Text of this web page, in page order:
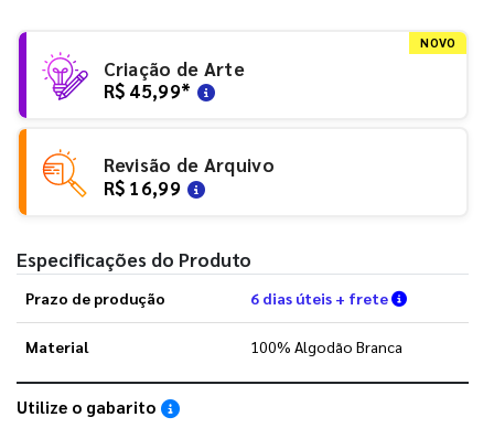
NOVO
Criação de Arte
R$ 45,99*
Revisão de Arquivo
R$ 16,99
Especificações do Produto
Prazo de produção 6 dias úteis + frete Verifique
Material 100% Algodão Branca
Utilize o gabarito Saiba como utilizar os nossos gabaritos